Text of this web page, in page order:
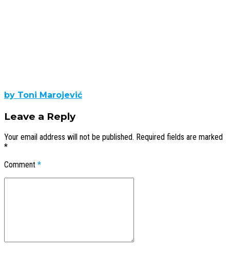
by Toni Marojević
Leave a Reply
Your email address will not be published. Required fields are marked
*
Comment *